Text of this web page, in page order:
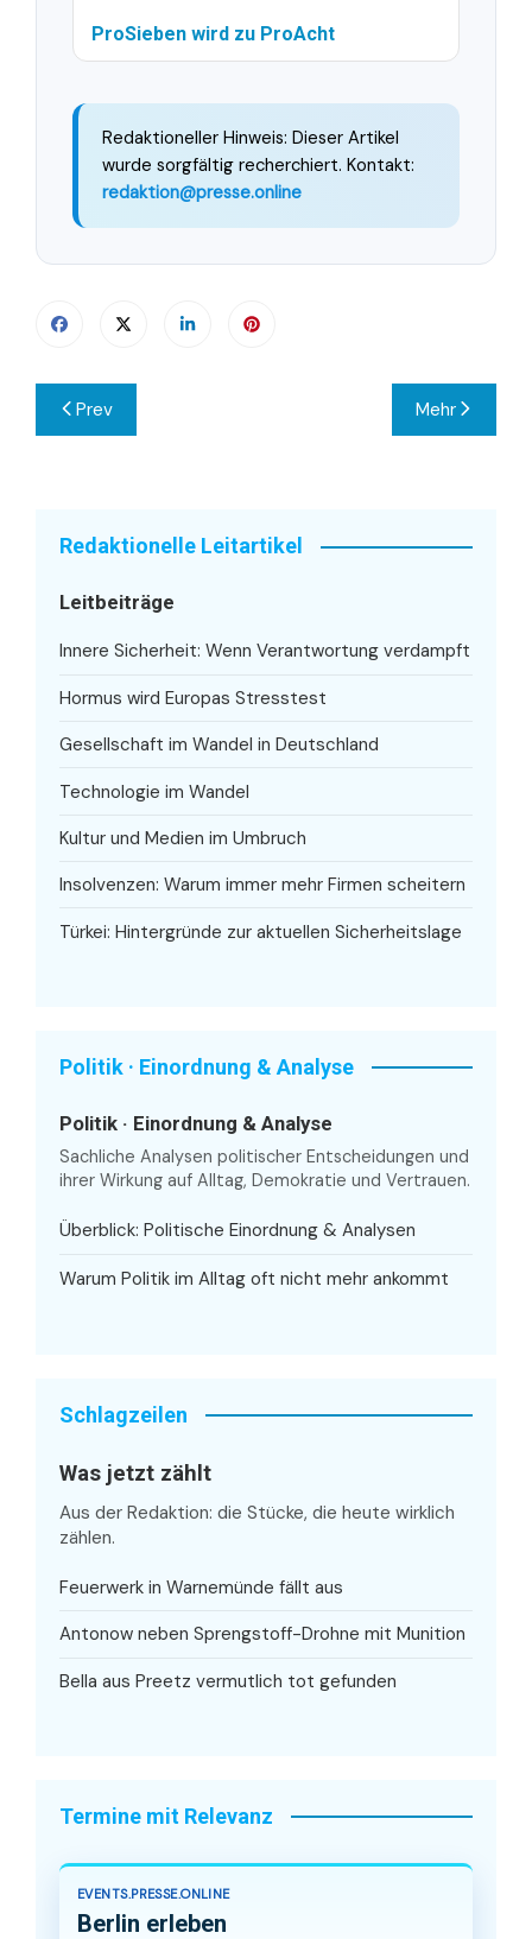
ProSieben wird zu ProAcht
Redaktioneller Hinweis: Dieser Artikel
wurde sorgfältig recherchiert. Kontakt:
redaktion@presse.online
Beitragsnavigation
Prev Mehr
Redaktionelle Leitartikel
Leitbeiträge
Innere Sicherheit: Wenn Verantwortung verdampft
Hormus wird Europas Stresstest
Gesellschaft im Wandel in Deutschland
Technologie im Wandel
Kultur und Medien im Umbruch
Insolvenzen: Warum immer mehr Firmen scheitern
Türkei: Hintergründe zur aktuellen Sicherheitslage
Politik · Einordnung & Analyse
Politik · Einordnung & Analyse
Sachliche Analysen politischer Entscheidungen und
ihrer Wirkung auf Alltag, Demokratie und Vertrauen.
Überblick: Politische Einordnung & Analysen
Warum Politik im Alltag oft nicht mehr ankommt
Schlagzeilen
Was jetzt zählt
Aus der Redaktion: die Stücke, die heute wirklich
zählen.
Feuerwerk in Warnemünde fällt aus
Antonow neben Sprengstoff-Drohne mit Munition
Bella aus Preetz vermutlich tot gefunden
Termine mit Relevanz
EVENTS.PRESSE.ONLINE
Berlin erleben